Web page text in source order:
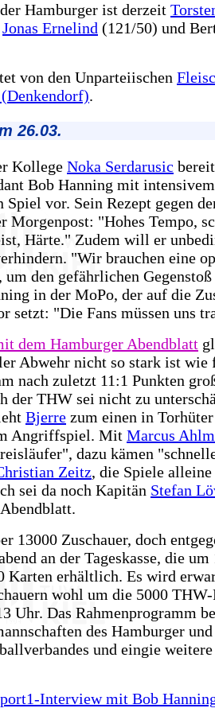
Hamburger ist derzeit
Jonas Ernelind (121/50) und
von den Unparteiischen
.
26.03.
Kollege Noka Serdarusic
Bob Hanning mit intensivem
vor. Sein Rezept gegen
Morgenpost: "Hohes Tempo,
Härte." Zudem will er
"Wir brauchen eine
um den gefährlichen Gegenstoß
in der MoPo, der auf die
setzt: "Die Fans müssen uns
dem Hamburger Abendblatt
Abwehr nicht so stark ist wie
nach zuletzt 11:1 Punkten
der THW sei nicht zu
Bjerre zum einen in
Angriffspiel. Mit Marcus Ahlm
dazu kämen
Zeitz, die Spiele alleine
sei da noch Kapitän Stefan
13000 Zuschauer, doch
an der Tageskasse, die
Karten erhältlich. Es wird
wohl um die 5000
Uhr. Das Rahmenprogramm
des Hamburger
und eingie weitere
Interview mit Bob